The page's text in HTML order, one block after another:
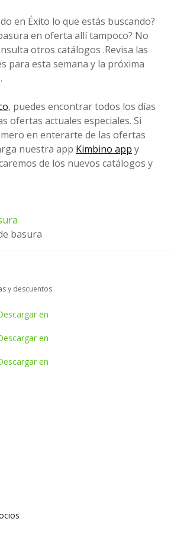
en Éxito lo que estás buscando?
en oferta allí tampoco? No
otros catálogos .Revisa las
para esta semana y la próxima
, puedes encontrar todos los días
ofertas actuales especiales. Si
en enterarte de las ofertas
nuestra app Kimbino app y
de los nuevos catálogos y
basura
y descuentos
en
en
en